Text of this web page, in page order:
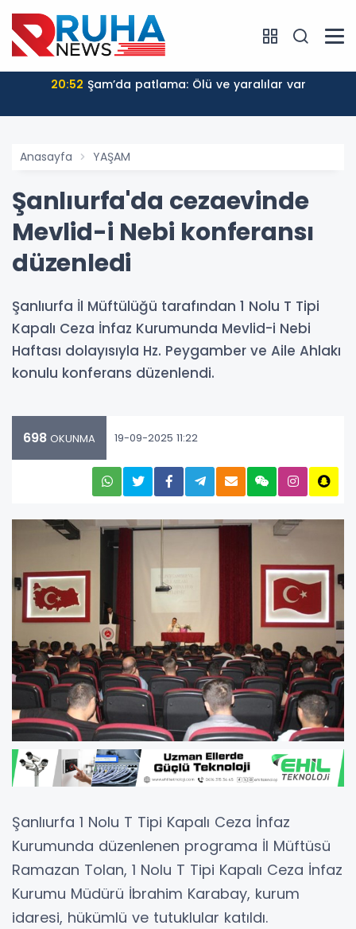
20:52 Şam’da patlama: Ölü ve yaralılar var
Anasayfa YAŞAM
Şanlıurfa'da cezaevinde
Mevlid-i Nebi konferansı
düzenledi
Şanlıurfa İl Müftülüğü tarafından 1 Nolu T Tipi
Kapalı Ceza İnfaz Kurumunda Mevlid-i Nebi
Haftası dolayısıyla Hz. Peygamber ve Aile Ahlakı
konulu konferans düzenlendi.
698 OKUNMA 19-09-2025 11:22
Şanlıurfa 1 Nolu T Tipi Kapalı Ceza İnfaz
Kurumunda düzenlenen programa İl Müftüsü
Ramazan Tolan, 1 Nolu T Tipi Kapalı Ceza İnfaz
Kurumu Müdürü İbrahim Karabay, kurum
idaresi, hükümlü ve tutuklular katıldı.